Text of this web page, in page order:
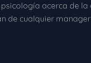
acerca de la
de cualquier